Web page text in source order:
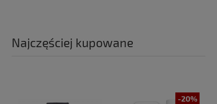
Najczęściej kupowane
-20%